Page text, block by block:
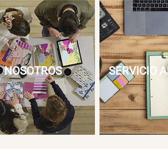
NOSOTROS SERVICIO